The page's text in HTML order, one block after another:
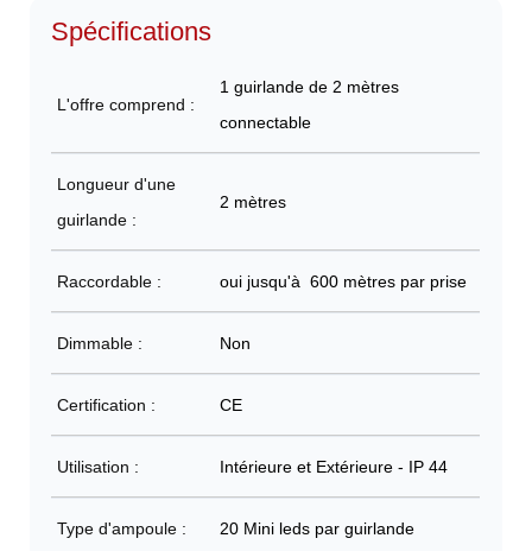
Spécifications
L'offre comprend :
1 guirlande de 2 mètres
connectable
Longueur d'une
guirlande :
2 mètres
Raccordable : oui jusqu'à 600 mètres par prise
Dimmable : Non
Certification : CE
Utilisation : Intérieure et Extérieure - IP 44
Type d'ampoule : 20 Mini leds par guirlande